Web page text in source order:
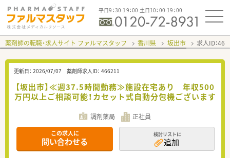
平日9：30-19：00 土日10：00-19：00
薬剤師の転職・求人サイト ファルマスタッフ 香川県 坂出市 求人ID：
更新日： 2026/07/07 薬剤師求人ID： 466211
【坂出市】≪週37.5時間勤務≫施設在宅あり 年収500
万円以上ご相談可能！カセット式自動分包機ございます
調剤薬局 正社員
この求人に
問い合わせる
検討リストに
追加